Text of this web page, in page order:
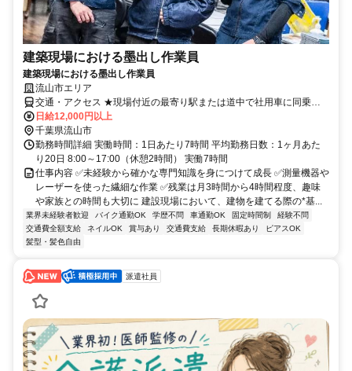
建築現場における墨出し作業員
建築現場における墨出し作業員
流山市エリア
交通・アクセス ★現場付近の最寄り駅または道中で社用車に同乗す
る形となります。
日給12,000円以上
千葉県流山市
勤務時間詳細 実働時間：1日あたり7時間 平均勤務日数：1ヶ月あた
り20日 8:00～17:00（休憩2時間） 実働7時間
仕事内容 ✅️未経験から確かな専門知識を身につけて成長 ✅️測量機器や
レーザーを使った繊細な作業 ✅️残業は月3時間から4時間程度、趣味
や家族との時間も大切に 建設現場において、建物を建てる際の*基...
業界未経験者歓迎 バイク通勤OK 学歴不問 車通勤OK 固定時間制
経験不問
交通費全額支給
ネイルOK 賞与あり 交通費支給 長期休暇あり
ピアスOK
髪型・髪色自由
派遣社員